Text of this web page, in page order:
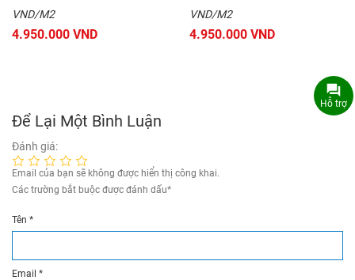
VND/M2
4.950.000 VND
VND/M2
4.950.000 VND
Để Lại Một Bình Luận
Đánh giá:
Email của bạn sẽ không được hiển thị công khai.
Các trường bắt buộc được đánh dấu*
Tên *
Email *
Hỗ trợ